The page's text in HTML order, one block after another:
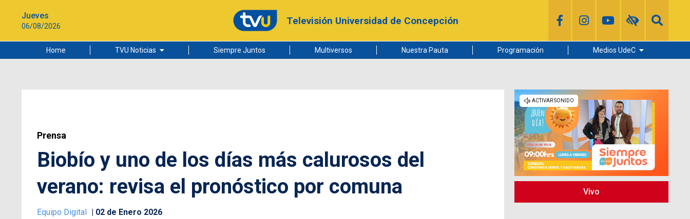
Jueves
06/08/2026 Televisión Universidad de Concepción
Home TVU Noticias
Ciudad
Siempre Juntos Multiversos Nuestra Pauta Programación Medios UdeC
Radio UdeC
Noticias UdeC
La Discusión
Prensa
Biobío y uno de los días más calurosos del
verano: revisa el pronóstico por comuna
Equipo Digital 02 de Enero 2026
Vivo